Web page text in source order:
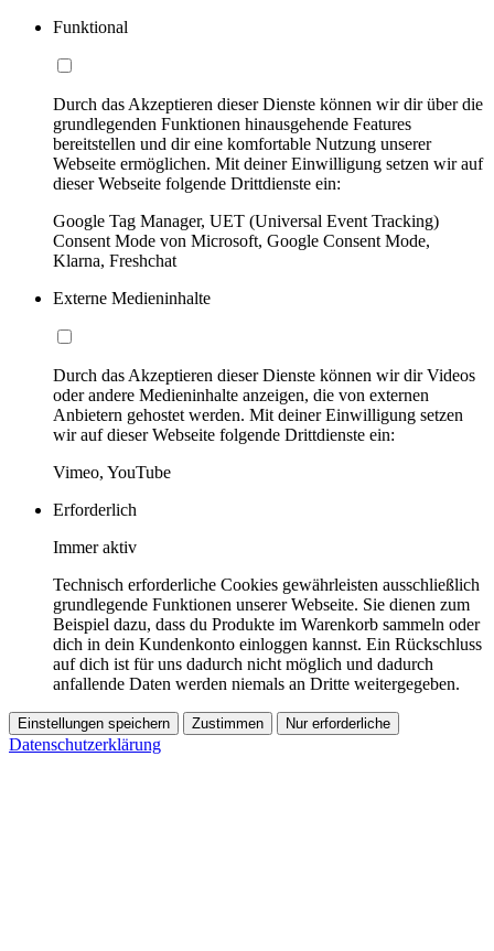
Funktional
Durch das Akzeptieren dieser Dienste können wir dir über die
grundlegenden Funktionen hinausgehende Features
bereitstellen und dir eine komfortable Nutzung unserer
Webseite ermöglichen. Mit deiner Einwilligung setzen wir auf
dieser Webseite folgende Drittdienste ein:
Google Tag Manager, UET (Universal Event Tracking)
Consent Mode von Microsoft, Google Consent Mode,
Klarna, Freshchat
Externe Medieninhalte
Durch das Akzeptieren dieser Dienste können wir dir Videos
oder andere Medieninhalte anzeigen, die von externen
Anbietern gehostet werden. Mit deiner Einwilligung setzen
wir auf dieser Webseite folgende Drittdienste ein:
Vimeo, YouTube
Erforderlich
Immer aktiv
Technisch erforderliche Cookies gewährleisten ausschließlich
grundlegende Funktionen unserer Webseite. Sie dienen zum
Beispiel dazu, dass du Produkte im Warenkorb sammeln oder
dich in dein Kundenkonto einloggen kannst. Ein Rückschluss
auf dich ist für uns dadurch nicht möglich und dadurch
anfallende Daten werden niemals an Dritte weitergegeben.
Einstellungen speichern Zustimmen Nur erforderliche
Datenschutzerklärung